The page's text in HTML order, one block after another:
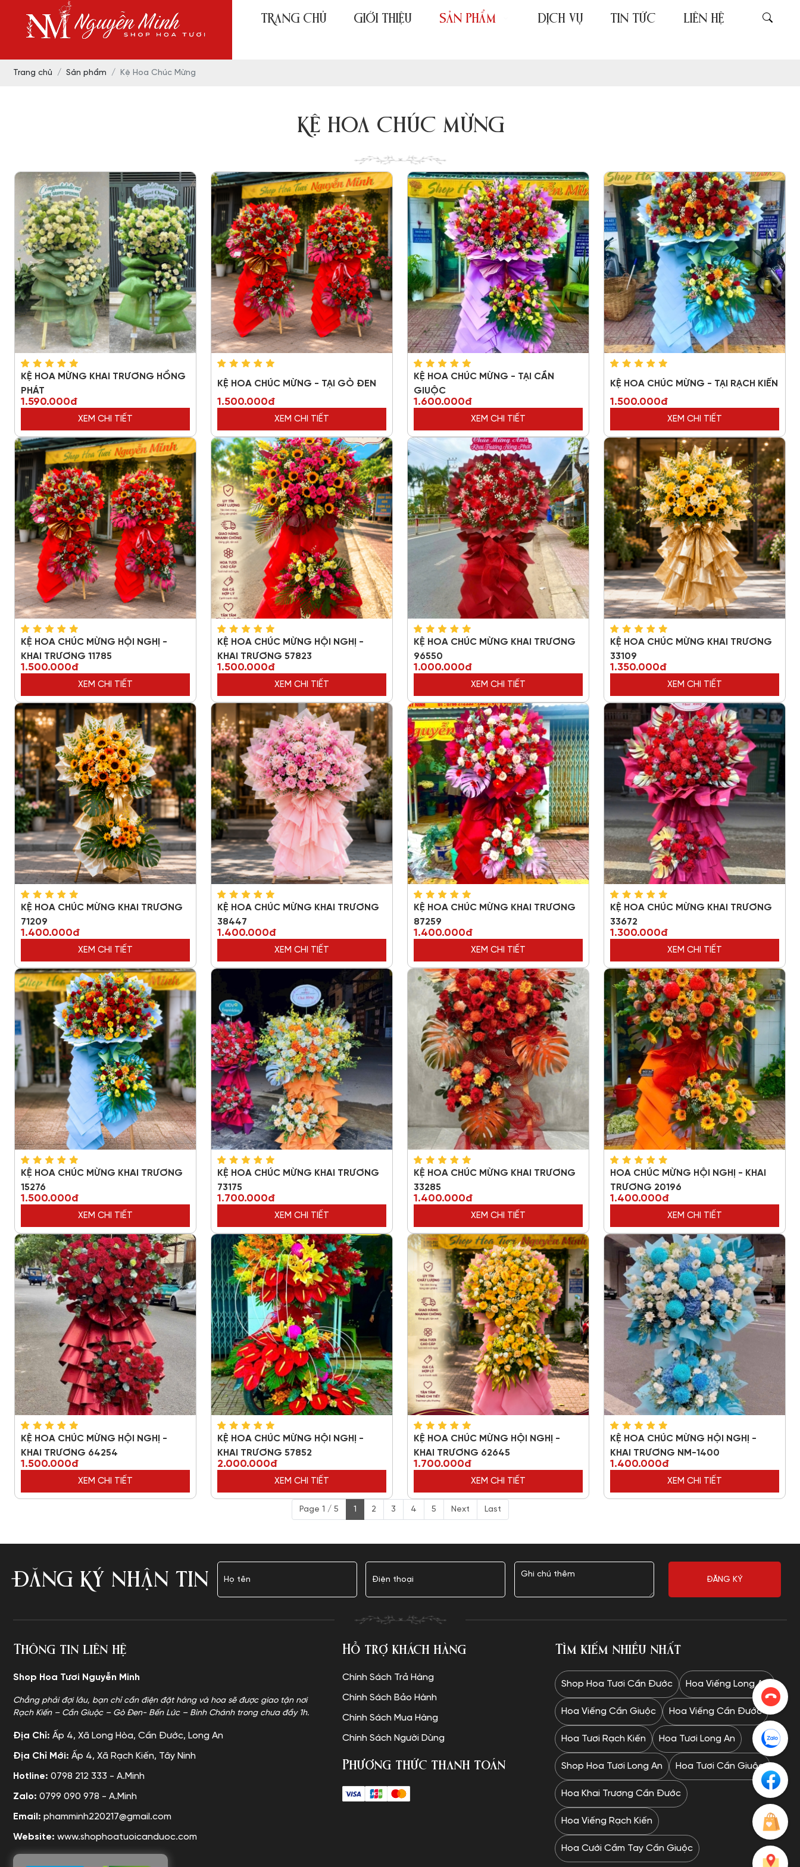
TRANG CHỦ GIỚI THIỆU SẢN PHẨM DỊCH VỤ TIN TỨC LIÊN HỆ
Trang chủ Sản phẩm Kệ Hoa Chúc Mừng
KỆ HOA CHÚC MỪNG
KỆ HOA MỪNG KHAI TRƯƠNG HỒNG
PHÁT
1.590.000đ
XEM CHI TIẾT
KỆ HOA CHÚC MỪNG - TẠI GÒ ĐEN
1.500.000đ
XEM CHI TIẾT
KỆ HOA CHÚC MỪNG - TẠI CẦN
GIUỘC
1.600.000đ
XEM CHI TIẾT
KỆ HOA CHÚC MỪNG - TẠI RẠCH KIẾN
1.500.000đ
XEM CHI TIẾT
KỆ HOA CHÚC MỪNG HỘI NGHỊ -
KHAI TRƯƠNG 11785
1.500.000đ
XEM CHI TIẾT
KỆ HOA CHÚC MỪNG HỘI NGHỊ -
KHAI TRƯƠNG 57823
1.500.000đ
XEM CHI TIẾT
KỆ HOA CHÚC MỪNG KHAI TRƯƠNG
96550
1.000.000đ
XEM CHI TIẾT
KỆ HOA CHÚC MỪNG KHAI TRƯƠNG
33109
1.350.000đ
XEM CHI TIẾT
KỆ HOA CHÚC MỪNG KHAI TRƯƠNG
71209
1.400.000đ
XEM CHI TIẾT
KỆ HOA CHÚC MỪNG KHAI TRƯƠNG
38447
1.400.000đ
XEM CHI TIẾT
KỆ HOA CHÚC MỪNG KHAI TRƯƠNG
87259
1.400.000đ
XEM CHI TIẾT
KỆ HOA CHÚC MỪNG KHAI TRƯƠNG
33672
1.300.000đ
XEM CHI TIẾT
KỆ HOA CHÚC MỪNG KHAI TRƯƠNG
15276
1.500.000đ
XEM CHI TIẾT
KỆ HOA CHÚC MỪNG KHAI TRƯƠNG
73175
1.700.000đ
XEM CHI TIẾT
KỆ HOA CHÚC MỪNG KHAI TRƯƠNG
33285
1.400.000đ
XEM CHI TIẾT
HOA CHÚC MỪNG HỘI NGHỊ - KHAI
TRƯƠNG 20196
1.400.000đ
XEM CHI TIẾT
KỆ HOA CHÚC MỪNG HỘI NGHỊ -
KHAI TRƯƠNG 64254
1.500.000đ
XEM CHI TIẾT
KỆ HOA CHÚC MỪNG HỘI NGHỊ -
KHAI TRƯƠNG 57852
2.000.000đ
XEM CHI TIẾT
KỆ HOA CHÚC MỪNG HỘI NGHỊ -
KHAI TRƯƠNG 62645
1.700.000đ
XEM CHI TIẾT
KỆ HOA CHÚC MỪNG HỘI NGHỊ -
KHAI TRƯƠNG NM-1400
1.400.000đ
XEM CHI TIẾT
Page 1 / 5 1 2 3 4 5 Next Last
ĐĂNG KÝ NHẬN TIN
Thông tin liên hệ
Shop Hoa Tươi Nguyễn Minh
Chẳng phải đợi lâu, bạn chỉ cần điện đặt hàng và hoa sẽ được giao tận nơi
Rạch Kiến – Cần Giuộc – Gò Đen- Bến Lức – Bình Chánh trong chưa đầy 1h.
Địa Chỉ: Ấp 4, Xã Long Hòa, Cần Đước, Long An
Địa Chỉ Mới: Ấp 4, Xã Rạch Kiến, Tây Ninh
Hotline: 0798 212 333 - A.Minh
Zalo: 0799 090 978 - A.Minh
Email: phamminh220217@gmail.com
Website: www.shophoatuoicanduoc.com
Hỗ trợ khách hàng
Chính Sách Trả Hàng
Chính Sách Bảo Hành
Chính Sách Mua Hàng
Chính Sách Người Dùng
Phương thức thanh toán
Tìm kiếm nhiều nhất
Shop Hoa Tươi Cần Đước Hoa Viếng Long An
Hoa Viếng Cần Giuộc Hoa Viếng Cần Đước
Hoa Tươi Rạch Kiến Hoa Tươi Long An
Shop Hoa Tươi Long An Hoa Tươi Cần Giuộc
Hoa Khai Trương Cần Đước
Hoa Viếng Rạch Kiến
Hoa Cưới Cầm Tay Cần Giuộc